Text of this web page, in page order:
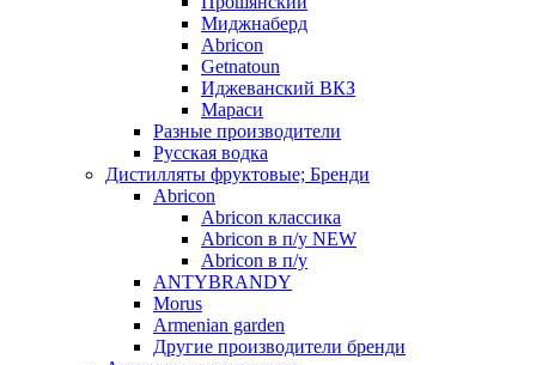
Миджнаберд
Abricon
Getnatoun
Иджеванский ВКЗ
Мараси
Разные производители
Русская водка
Дистилляты фруктовые; Бренди
Abricon
Abricon классика
Abricon в п/у NEW
Abricon в п/у
ANTYBRANDY
Morus
Armenian garden
Другие производители бренди